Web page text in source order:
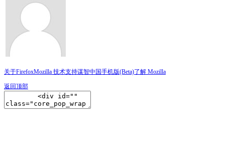
关于FirefoxMozilla 技术支持谋智中国手机版(Beta)了解 Mozilla
返回顶部